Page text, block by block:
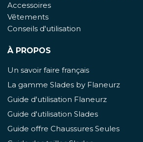
Accessoires
Vêtements
Conseils d'utilisation
À PROPOS
Un savoir faire français
La gamme Slades by Flaneurz
Guide d'utilisation Flaneurz
Guide d'utilisation Slades
Guide offre Chaussures Seules